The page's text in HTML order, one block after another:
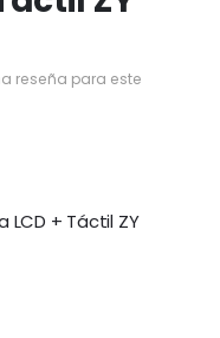
reseña para este
+ Táctil ZY